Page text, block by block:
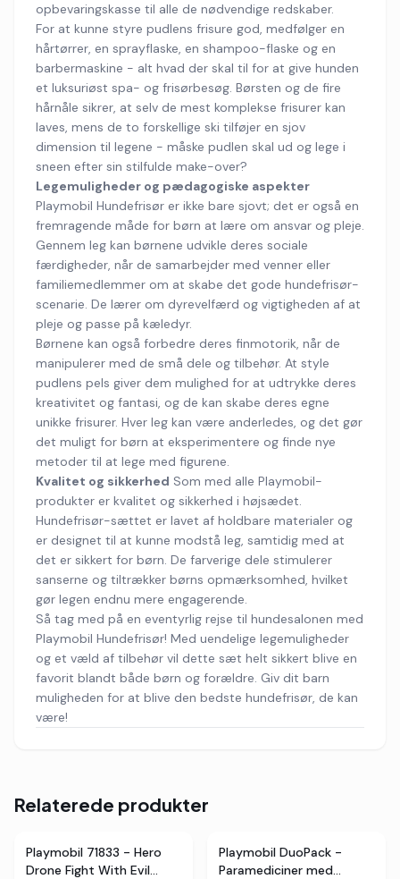
opbevaringskasse til alle de nødvendige redskaber.
For at kunne styre pudlens frisure god, medfølger en
hårtørrer, en sprayflaske, en shampoo-flaske og en
barbermaskine - alt hvad der skal til for at give hunden
et luksuriøst spa- og frisørbesøg. Børsten og de fire
hårnåle sikrer, at selv de mest komplekse frisurer kan
laves, mens de to forskellige ski tilføjer en sjov
dimension til legene - måske pudlen skal ud og lege i
sneen efter sin stilfulde make-over?
Legemuligheder og pædagogiske aspekter
Playmobil Hundefrisør er ikke bare sjovt; det er også en
fremragende måde for børn at lære om ansvar og pleje.
Gennem leg kan børnene udvikle deres sociale
færdigheder, når de samarbejder med venner eller
familiemedlemmer om at skabe det gode hundefrisør-
scenarie. De lærer om dyrevelfærd og vigtigheden af at
pleje og passe på kæledyr.
Børnene kan også forbedre deres finmotorik, når de
manipulerer med de små dele og tilbehør. At style
pudlens pels giver dem mulighed for at udtrykke deres
kreativitet og fantasi, og de kan skabe deres egne
unikke frisurer. Hver leg kan være anderledes, og det gør
det muligt for børn at eksperimentere og finde nye
metoder til at lege med figurene.
Kvalitet og sikkerhed Som med alle Playmobil-
produkter er kvalitet og sikkerhed i højsædet.
Hundefrisør-sættet er lavet af holdbare materialer og
er designet til at kunne modstå leg, samtidig med at
det er sikkert for børn. De farverige dele stimulerer
sanserne og tiltrækker børns opmærksomhed, hvilket
gør legen endnu mere engagerende.
Så tag med på en eventyrlig rejse til hundesalonen med
Playmobil Hundefrisør! Med uendelige legemuligheder
og et væld af tilbehør vil dette sæt helt sikkert blive en
favorit blandt både børn og forældre. Giv dit barn
muligheden for at blive den bedste hundefrisør, de kan
være!
Relaterede produkter
TILBUD
Playmobil 71833 - Hero
Drone Fight With Evil
Playmobil DuoPack -
Paramediciner med